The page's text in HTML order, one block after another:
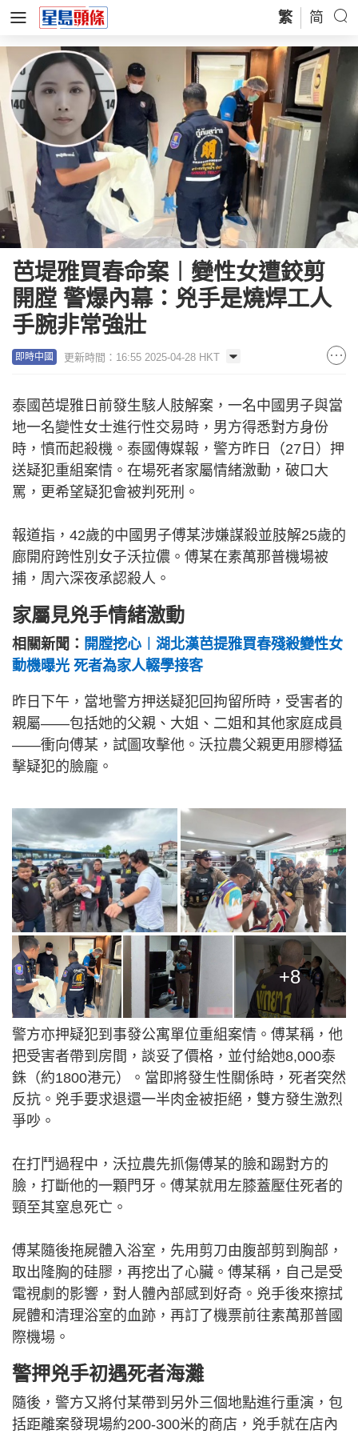
繁 简
芭堤雅買春命案︱變性女遭鉸剪
開膛 警爆內幕：兇手是燒焊工人
手腕非常強壯
即時中國 更新時間：16:55 2025-04-28 HKT
泰國芭堤雅日前發生駭人肢解案，一名中國男子與當
地一名變性女士進行性交易時，男方得悉對方身份
時，憤而起殺機。泰國傳媒報，警方昨日（27日）押
送疑犯重組案情。在場死者家屬情緒激動，破口大
罵，更希望疑犯會被判死刑。
報道指，42歲的中國男子傅某涉嫌謀殺並肢解25歲的
廊開府跨性別女子沃拉儂。傅某在素萬那普機場被
捕，周六深夜承認殺人。
家屬見兇手情緒激動
相關新聞： 開膛挖心︱湖北漢芭提雅買春殘殺變性女
動機曝光 死者為家人輟學接客
昨日下午，當地警方押送疑犯回拘留所時，受害者的
親屬——包括她的父親、大姐、二姐和其他家庭成員
——衝向傅某，試圖攻擊他。沃拉農父親更用膠樽猛
擊疑犯的臉龐。
+8
警方亦押疑犯到事發公寓單位重組案情。傅某稱，他
把受害者帶到房間，談妥了價格，並付給她8,000泰
銖（約1800港元）。當即將發生性關係時，死者突然
反抗。兇手要求退還一半肉金被拒絕，雙方發生激烈
爭吵。
在打鬥過程中，沃拉農先抓傷傅某的臉和踢對方的
臉，打斷他的一顆門牙。傅某就用左膝蓋壓住死者的
頸至其窒息死亡。
傅某隨後拖屍體入浴室，先用剪刀由腹部剪到胸部，
取出隆胸的硅膠，再挖出了心臟。傅某稱，自己是受
電視劇的影響，對人體內部感到好奇。兇手後來擦拭
屍體和清理浴室的血跡，再訂了機票前往素萬那普國
際機場。
警押兇手初遇死者海灘
隨後，警方又將付某帶到另外三個地點進行重演，包
括距離案發現場約200-300米的商店，兇手就在店內